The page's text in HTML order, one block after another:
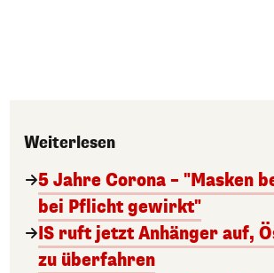
Weiterlesen
5 Jahre Corona – "Masken
bei Pflicht gewirkt"
IS ruft jetzt Anhänger auf,
zu überfahren